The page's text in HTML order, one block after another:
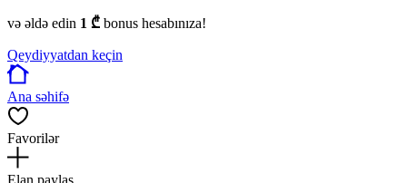
və əldə edin 1 ₾ bonus hesabınıza!
Qeydiyyatdan keçin
Ana səhifə
Favorilər
Elan paylaş